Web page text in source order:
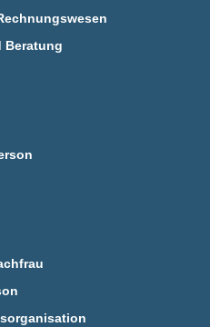
Beratung